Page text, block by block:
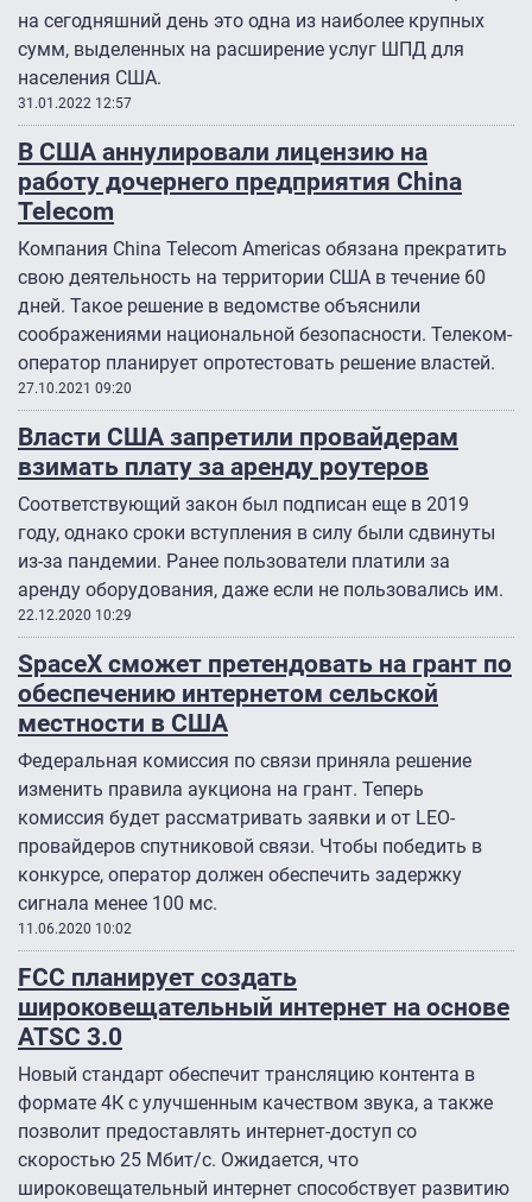
на сегодняшний день это одна из наиболее крупных
сумм, выделенных на расширение услуг ШПД для
населения США.
31.01.2022 12:57
В США аннулировали лицензию на
работу дочернего предприятия China
Telecom
Компания China Telecom Americas обязана прекратить
свою деятельность на территории США в течение 60
дней. Такое решение в ведомстве объяснили
соображениями национальной безопасности. Телеком-
оператор планирует опротестовать решение властей.
27.10.2021 09:20
Власти США запретили провайдерам
взимать плату за аренду роутеров
Соответствующий закон был подписан еще в 2019
году, однако сроки вступления в силу были сдвинуты
из-за пандемии. Ранее пользователи платили за
аренду оборудования, даже если не пользовались им.
22.12.2020 10:29
SpaceX сможет претендовать на грант по
обеспечению интернетом сельской
местности в США
Федеральная комиссия по связи приняла решение
изменить правила аукциона на грант. Теперь
комиссия будет рассматривать заявки и от LEO-
провайдеров спутниковой связи. Чтобы победить в
конкурсе, оператор должен обеспечить задержку
сигнала менее 100 мс.
11.06.2020 10:02
FCC планирует создать
широковещательный интернет на основе
ATSC 3.0
Новый стандарт обеспечит трансляцию контента в
формате 4К с улучшенным качеством звука, а также
позволит предоставлять интернет-доступ со
скоростью 25 Мбит/с. Ожидается, что
широковещательный интернет способствует развитию